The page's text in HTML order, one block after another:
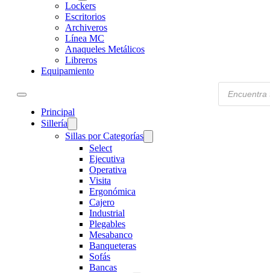
Lockers
Escritorios
Archiveros
Línea MC
Anaqueles Metálicos
Libreros
Equipamiento
Principal
Sillería
Sillas por Categorías
Select
Ejecutiva
Operativa
Visita
Ergonómica
Cajero
Industrial
Plegables
Mesabanco
Banqueteras
Sofás
Bancas
Products
search